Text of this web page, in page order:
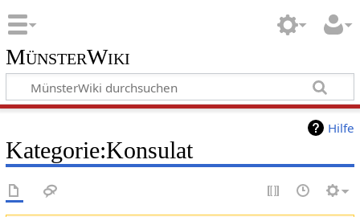
MünsterWiki
Hilfe
Kategorie:Konsulat